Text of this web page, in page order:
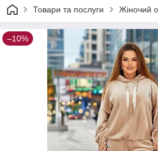
Товари та послуги Жіночий
–10%